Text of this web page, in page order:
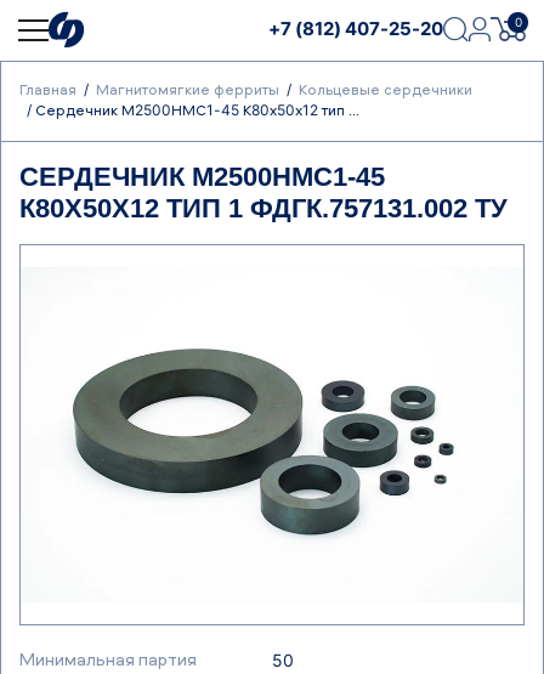
+7 (812) 407-25-20 0
Главная Магнитомягкие ферриты
Кольцевые сердечники
Сердечник М2500НМС1-45 К80х50х12 тип ...
СЕРДЕЧНИК М2500НМС1-45
К80Х50Х12 ТИП 1 ФДГК.757131.002 ТУ
Минимальная партия
50